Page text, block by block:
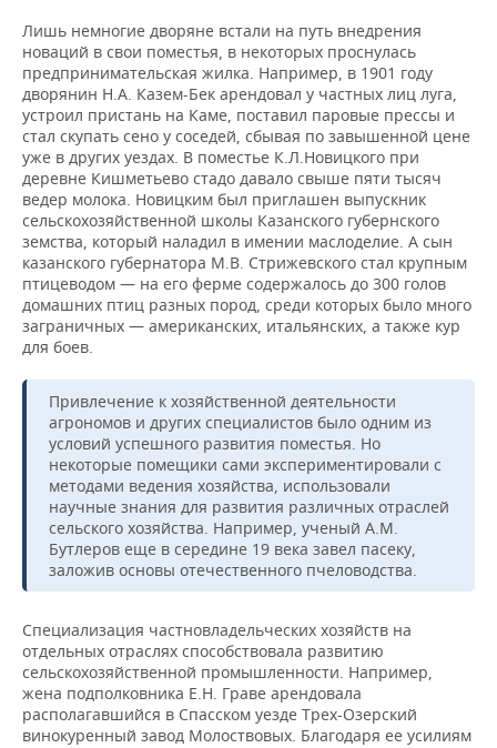
Лишь немногие дворяне встали на путь внедрения
новаций в свои поместья, в некоторых проснулась
предпринимательская жилка. Например, в 1901 году
дворянин Н.А. Казем-Бек арендовал у частных лиц луга,
устроил пристань на Каме, поставил паровые прессы и
стал скупать сено у соседей, сбывая по завышенной цене
уже в других уездах. В поместье К.Л.Новицкого при
деревне Кишметьево стадо давало свыше пяти тысяч
ведер молока. Новицким был приглашен выпускник
сельскохозяйственной школы Казанского губернского
земства, который наладил в имении маслоделие. А сын
казанского губернатора М.В. Стрижевского стал крупным
птицеводом — на его ферме содержалось до 300 голов
домашних птиц разных пород, среди которых было много
заграничных — американских, итальянских, а также кур
для боев.
Привлечение к хозяйственной деятельности
агрономов и других специалистов было одним из
условий успешного развития поместья. Но
некоторые помещики сами экспериментировали с
методами ведения хозяйства, использовали
научные знания для развития различных отраслей
сельского хозяйства. Например, ученый А.М.
Бутлеров еще в середине 19 века завел пасеку,
заложив основы отечественного пчеловодства.
Специализация частновладельческих хозяйств на
отдельных отраслях способствовала развитию
сельскохозяйственной промышленности. Например,
жена подполковника Е.Н. Граве арендовала
располагавшийся в Спасском уезде Трех-Озерский
винокуренный завод Молоствовых. Благодаря ее усилиям